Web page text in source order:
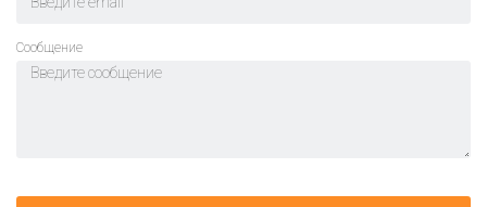
Cообщение